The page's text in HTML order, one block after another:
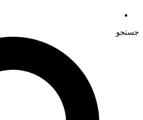
جستجو